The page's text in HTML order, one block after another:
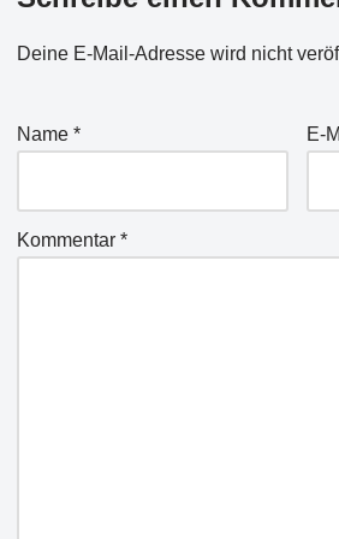
Deine E-Mail-Adresse wird nicht
Name * E-
Kommentar *